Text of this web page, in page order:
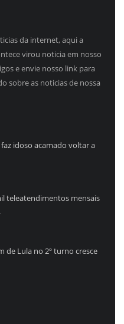
da internet, aqui a
virou noticia em nosso
e envie nosso link para
sobre as noticias de nossa
idoso acamado voltar a
teleatendimentos mensais
de Lula no 2º turno cresce